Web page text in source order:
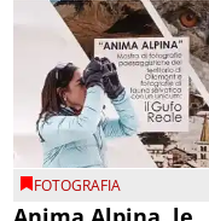
FOTOGRAFIA